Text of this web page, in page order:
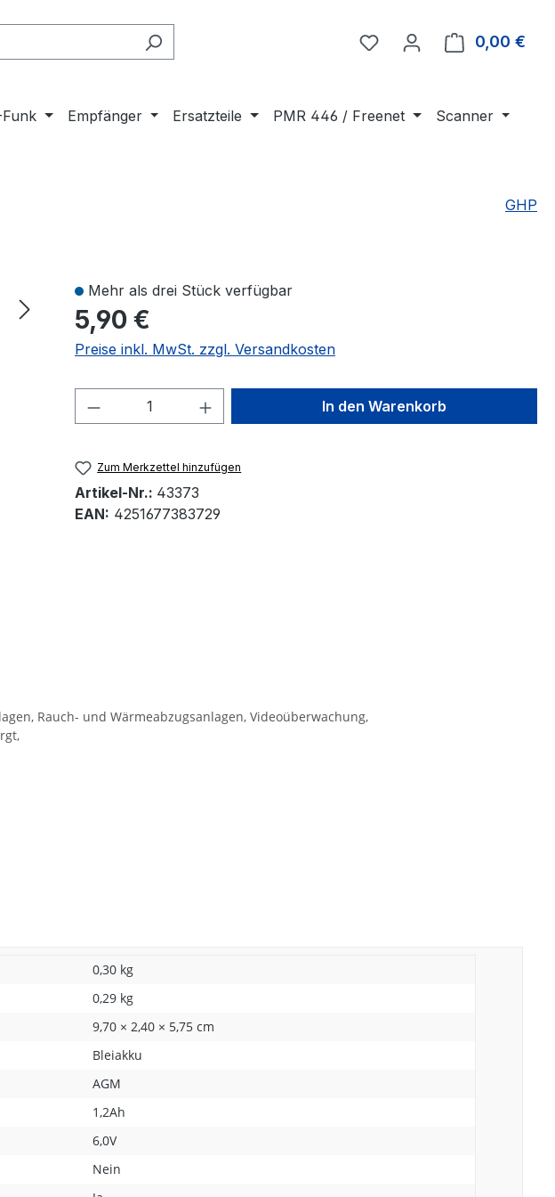
0,00 €
Empfänger Ersatzteile PMR 446 / Freenet
Scanner
GHP
Mehr als drei Stück verfügbar
5,90 €
Preise inkl. MwSt. zzgl. Versandkosten
Produkt Anzahl: Gib den gewünschten Wert
In den Warenkorb
Zum Merkzettel hinzufügen
Artikel-Nr.: 43373
EAN: 4251677383729
Rauch- und Wärmeabzugsanlagen, Videoüberwachung,
0,30 kg
0,29 kg
9,70 × 2,40 × 5,75 cm
Bleiakku
AGM
1,2Ah
6,0V
Nein